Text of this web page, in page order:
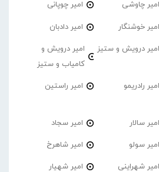
امیر چاوشی امیر چوپانی
امیر خوشنگار امیر دادبان
امیر درویش و ستیز
امیر درویش و
کامیاب و ستیز
امیر رادریمو امیر راستین
امیر سالار امیر سجاد
امیر سولو امیر شاهرخ
امیر شهراینی امیر شهیار